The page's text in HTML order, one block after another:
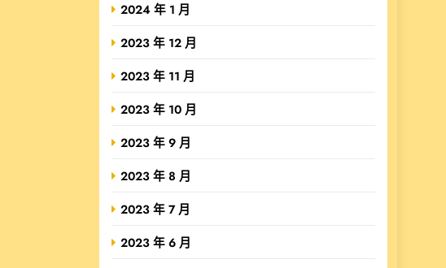
2024 年 1 月
2023 年 12 月
2023 年 11 月
2023 年 10 月
2023 年 9 月
2023 年 8 月
2023 年 7 月
2023 年 6 月